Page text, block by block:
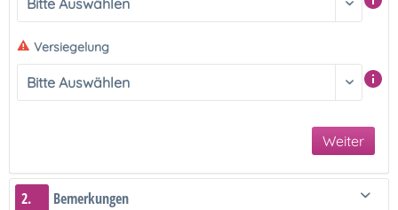
Versiegelung
Weiter
2. Bemerkungen